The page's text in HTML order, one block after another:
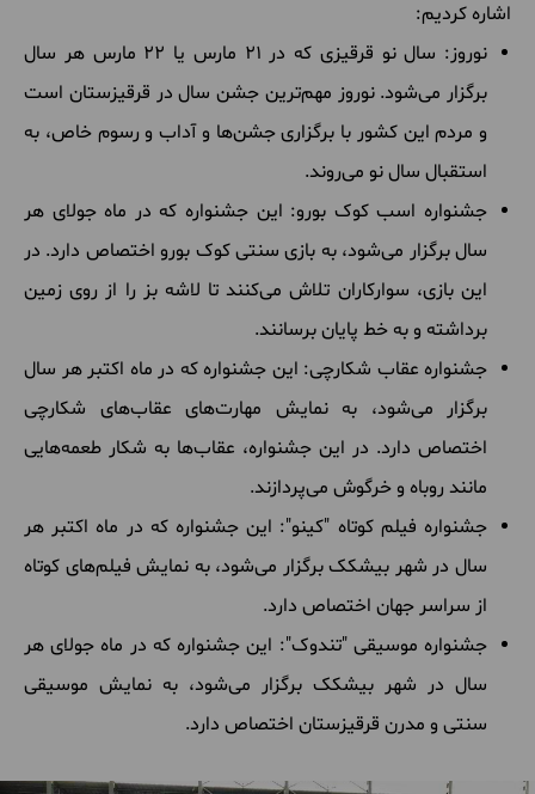
اشاره کردیم:
نوروز: سال نو قرقیزی که در 21 مارس یا 22 مارس هر سال
برگزار می‌شود. نوروز مهم‌ترین جشن سال در قرقیزستان است
و مردم این کشور با برگزاری جشن‌ها و آداب و رسوم خاص، به
استقبال سال نو می‌روند.
جشنواره اسب کوک بورو: این جشنواره که در ماه جولای هر
سال برگزار می‌شود، به بازی سنتی کوک بورو اختصاص دارد. در
این بازی، سوارکاران تلاش می‌کنند تا لاشه بز را از روی زمین
برداشته و به خط پایان برسانند.
جشنواره عقاب شکارچی: این جشنواره که در ماه اکتبر هر سال
برگزار می‌شود، به نمایش مهارت‌های عقاب‌های شکارچی
اختصاص دارد. در این جشنواره، عقاب‌ها به شکار طعمه‌هایی
مانند روباه و خرگوش می‌پردازند.
جشنواره فیلم کوتاه "کینو": این جشنواره که در ماه اکتبر هر
سال در شهر بیشکک برگزار می‌شود، به نمایش فیلم‌های کوتاه
از سراسر جهان اختصاص دارد.
جشنواره موسیقی "تندوک": این جشنواره که در ماه جولای هر
سال در شهر بیشکک برگزار می‌شود، به نمایش موسیقی
سنتی و مدرن قرقیزستان اختصاص دارد.